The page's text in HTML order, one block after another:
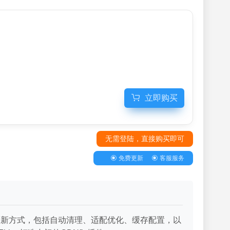
立即购买
无需登陆，直接购买即可
免费更新 客服服务
方式，包括自动清理、适配优化、缓存配置，以